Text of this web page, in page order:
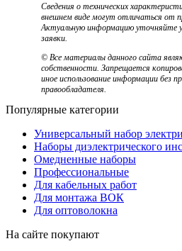
Сведения о технических
внешнем виде могут отличаться от
Актуальную информацию уточняйте
заявки.
© Все материалы данного сайта
собственности. Запрещается
иное использование информации без
правообладателя.
Популярные категории
Универсальный набор
Наборы диэлектрического
Омедненные наборы
Профессиональные
Для кабельных работ
Для монтажа ВОК
Для оптоволокна
На сайте покупают